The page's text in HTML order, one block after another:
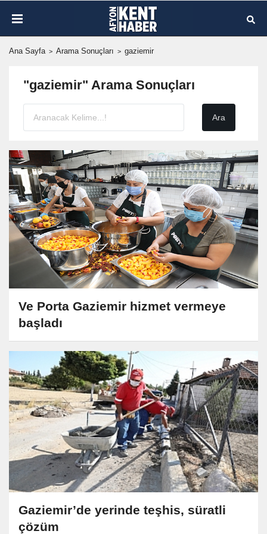
Ana Sayfa Arama Sonuçları gaziemir
"gaziemir" Arama Sonuçları
Ve Porta Gaziemir hizmet vermeye
başladı
Gaziemir’de yerinde teşhis, süratli
çözüm